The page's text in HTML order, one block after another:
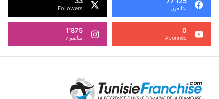
متابعون Followers
0
Abonnés
1٬875
متابعون